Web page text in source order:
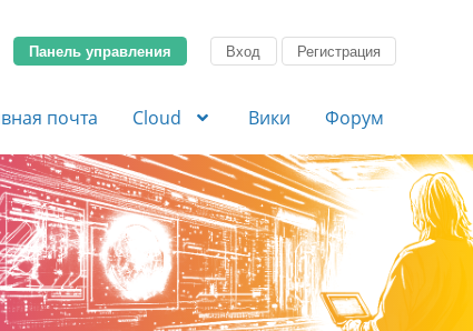
Панель управления Вход Регистрация
почта Cloud Вики Форум